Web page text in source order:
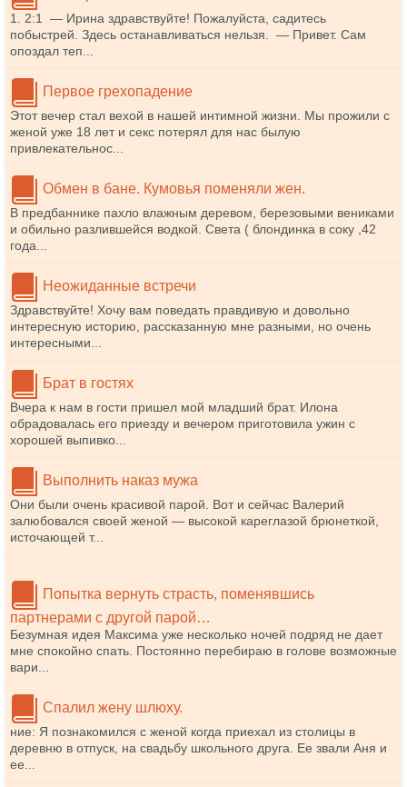
1. 2:1 — Ирина здравствуйте! Пожалуйста, садитесь
побыстрей. Здесь останавливаться нельзя. — Привет. Сам
опоздал теп...
Первое грехопадение
Этот вечер стал вехой в нашей интимной жизни. Мы прожили с
женой уже 18 лет и секс потерял для нас былую
привлекательнос...
Обмен в бане. Кумовья поменяли жен.
В предбаннике пахло влажным деревом, березовыми вениками
и обильно разлившейся водкой. Света ( блондинка в соку ,42
года...
Неожиданные встречи
Здравствуйте! Хочу вам поведать правдивую и довольно
интересную историю, рассказанную мне разными, но очень
интересными...
Брат в гостях
Вчера к нам в гости пришел мой младший брат. Илона
обрадовалась его приезду и вечером приготовила ужин с
хорошей выпивко...
Выполнить наказ мужа
Они были очень красивой парой. Вот и сейчас Валерий
залюбовался своей женой — высокой кареглазой брюнеткой,
источающей т...
Попытка вернуть страсть, поменявшись
партнерами с другой парой…
Безумная идея Максима уже несколько ночей подряд не дает
мне спокойно спать. Постоянно перебираю в голове возможные
вари...
Спалил жену шлюху.
ние: Я познакомился с женой когда приехал из столицы в
деревню в отпуск, на свадьбу школьного друга. Ее звали Аня и
ее...